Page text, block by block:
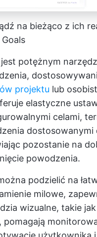
na bieżąco z ich
jest potężnym
projektu lub
elastyczne
celami,
dostosowanymi
pozostanie na
powodzenia.
podzielić na
milowe,
wizualne, takie
pomagają